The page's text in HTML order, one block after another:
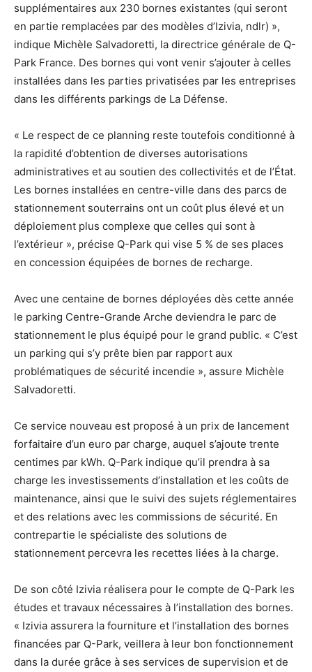
supplémentaires aux 230 bornes existantes (qui seront
en partie remplacées par des modèles d’Izivia, ndlr) »,
indique Michèle Salvadoretti, la directrice générale de Q-
Park France. Des bornes qui vont venir s’ajouter à celles
installées dans les parties privatisées par les entreprises
dans les différents parkings de La Défense.
« Le respect de ce planning reste toutefois conditionné à
la rapidité d’obtention de diverses autorisations
administratives et au soutien des collectivités et de l’État.
Les bornes installées en centre-ville dans des parcs de
stationnement souterrains ont un coût plus élevé et un
déploiement plus complexe que celles qui sont à
l’extérieur », précise Q-Park qui vise 5 % de ses places
en concession équipées de bornes de recharge.
Avec une centaine de bornes déployées dès cette année
le parking Centre-Grande Arche deviendra le parc de
stationnement le plus équipé pour le grand public. « C’est
un parking qui s’y prête bien par rapport aux
problématiques de sécurité incendie », assure Michèle
Salvadoretti.
Ce service nouveau est proposé à un prix de lancement
forfaitaire d’un euro par charge, auquel s’ajoute trente
centimes par kWh. Q-Park indique qu’il prendra à sa
charge les investissements d’installation et les coûts de
maintenance, ainsi que le suivi des sujets réglementaires
et des relations avec les commissions de sécurité. En
contrepartie le spécialiste des solutions de
stationnement percevra les recettes liées à la charge.
De son côté Izivia réalisera pour le compte de Q-Park les
études et travaux nécessaires à l’installation des bornes.
« Izivia assurera la fourniture et l’installation des bornes
financées par Q-Park, veillera à leur bon fonctionnement
dans la durée grâce à ses services de supervision et de